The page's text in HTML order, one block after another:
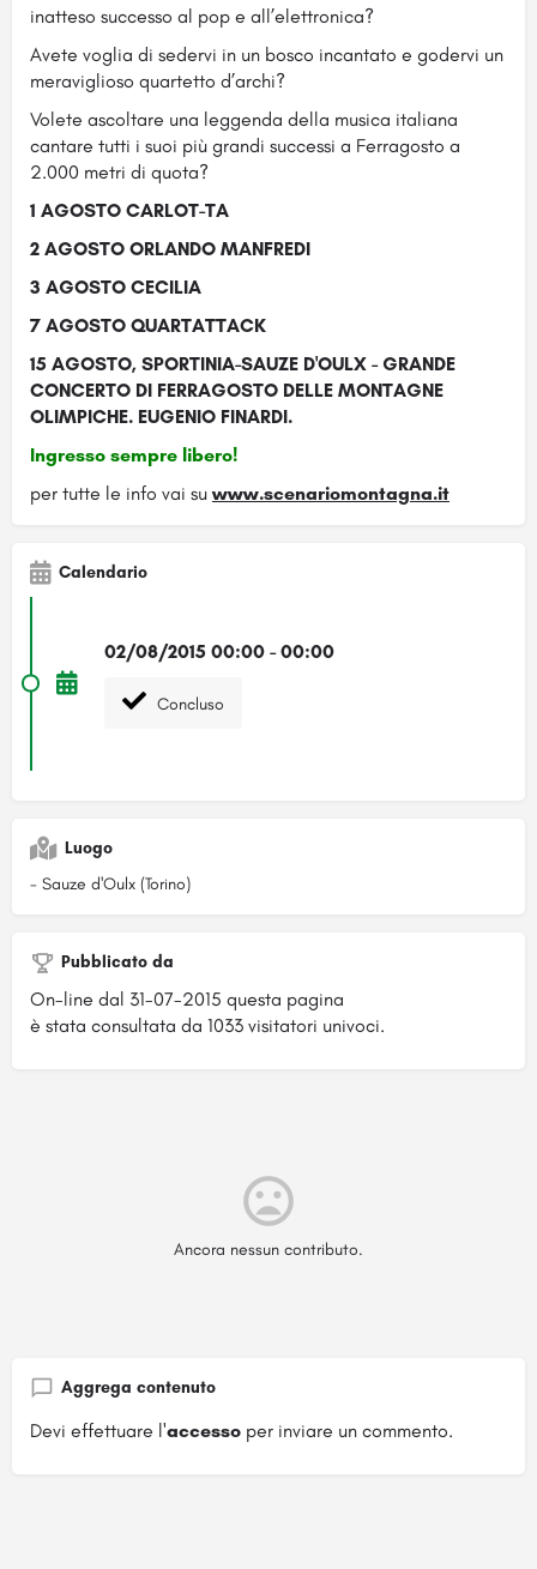
inatteso successo al pop e all’elettronica?
Avete voglia di sedervi in un bosco incantato e godervi un
meraviglioso quartetto d’archi?
Volete ascoltare una leggenda della musica italiana
cantare tutti i suoi più grandi successi a Ferragosto a
2.000 metri di quota?
1 AGOSTO CARLOT-TA
2 AGOSTO ORLANDO MANFREDI
3 AGOSTO CECILIA
7 AGOSTO QUARTATTACK
15 AGOSTO, SPORTINIA-SAUZE D'OULX - GRANDE
CONCERTO DI FERRAGOSTO DELLE MONTAGNE
OLIMPICHE. EUGENIO FINARDI.
Ingresso sempre libero!
per tutte le info vai suwww.scenariomontagna.it
Calendario
02/08/2015 00:00 - 00:00
Concluso
Luogo
- Sauze d'Oulx (Torino)
Pubblicato da
On-line dal 31-07-2015 questa pagina
è stata consultata da 1033 visitatori univoci.
Ancora nessun contributo.
Aggrega contenuto
Devi effettuare l'accesso per inviare un commento.